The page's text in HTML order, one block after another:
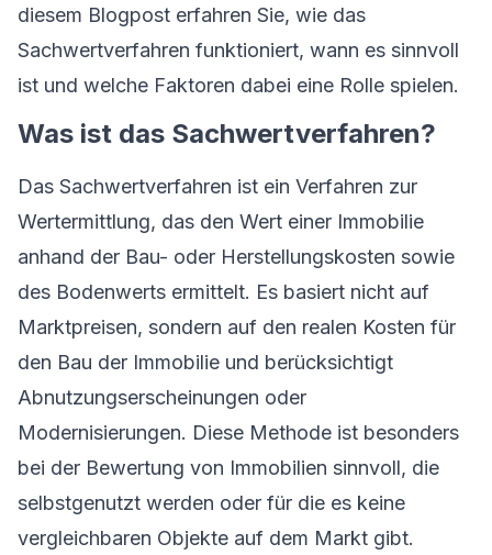
diesem Blogpost erfahren Sie, wie das
Sachwertverfahren funktioniert, wann es sinnvoll
ist und welche Faktoren dabei eine Rolle spielen.
Was ist das Sachwertverfahren?
Das Sachwertverfahren ist ein Verfahren zur
Wertermittlung, das den Wert einer Immobilie
anhand der Bau- oder Herstellungskosten sowie
des Bodenwerts ermittelt. Es basiert nicht auf
Marktpreisen, sondern auf den realen Kosten für
den Bau der Immobilie und berücksichtigt
Abnutzungserscheinungen oder
Modernisierungen. Diese Methode ist besonders
bei der Bewertung von Immobilien sinnvoll, die
selbstgenutzt werden oder für die es keine
vergleichbaren Objekte auf dem Markt gibt.